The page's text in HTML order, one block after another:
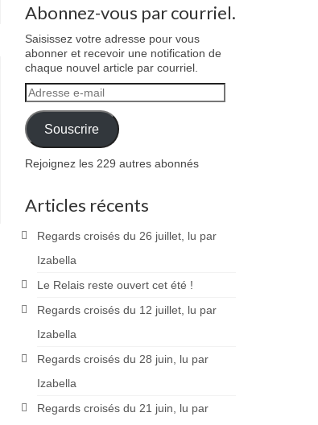
Abonnez-vous par courriel.
Saisissez votre adresse pour vous
abonner et recevoir une notification de
chaque nouvel article par courriel.
Adresse
e-
mail
Souscrire
Rejoignez les 229 autres abonnés
Articles récents
Regards croisés du 26 juillet, lu par
Izabella
Le Relais reste ouvert cet été !
Regards croisés du 12 juillet, lu par
Izabella
Regards croisés du 28 juin, lu par
Izabella
Regards croisés du 21 juin, lu par